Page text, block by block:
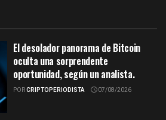
El desolador panorama de Bitcoin
oculta una sorprendente
oportunidad, según un analista.
PORCRIPTOPERIODISTA 07/08/2026